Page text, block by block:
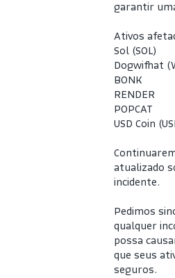
garantir
Ativos
Sol (SOL)
Dogwifhat
BONK
RENDER
POPCAT
USD Coin
atualizado
incidente.
Pedimos
qualquer
possa
que seus
seguros.